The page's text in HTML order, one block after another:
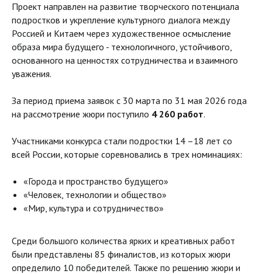
Проект направлен на развитие творческого потенциала
подростков и укрепление культурного диалога между
Россией и Китаем через художественное осмысление
образа мира будущего - технологичного, устойчивого,
основанного на ценностях сотрудничества и взаимного
уважения.
За период приема заявок с 30 марта по 31 мая 2026 года
на рассмотрение жюри поступило 4 260 работ.
Участниками конкурса стали подростки 14 –18 лет со
всей России, которые соревновались в трех номинациях:
«Города и пространство будущего»
«Человек, технологии и общество»
«Мир, культура и сотрудничество»
Среди большого количества ярких и креативных работ
были представлены 85 финалистов, из которых жюри
определило 10 победителей. Также по решению жюри и